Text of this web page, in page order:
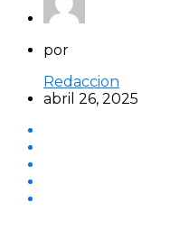
por
Redaccion
abril 26, 2025